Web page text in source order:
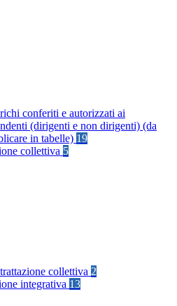
conferiti e autorizzati ai
(dirigenti e non dirigenti) (da
in tabelle) 19
collettiva 5
collettiva 2
integrativa 13